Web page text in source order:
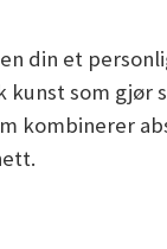
din et
som gjør
kombinerer